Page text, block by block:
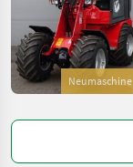
Neumaschine